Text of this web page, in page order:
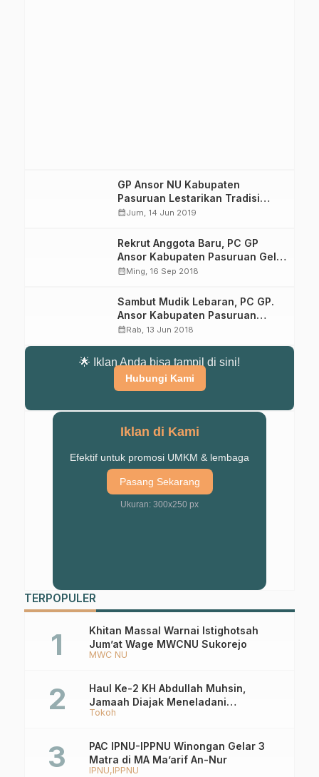
Gabung Channel WhatsApp NU
Pasuruan
Dapatkan info kegiatan, kajian, dan berita terbaru langsung dari
sumber resmi NU Pasuruan.
Join Sekarang
GP Ansor NU Kabupaten
Pasuruan Lestarikan Tradisi
Sowan Kiai Saat Idul Fitri
calendar_monthJum, 14 Jun 2019
Rekrut Anggota Baru, PC GP
Ansor Kabupaten Pasuruan Gelar
DTD VI
calendar_monthMing, 16 Sep 2018
Sambut Mudik Lebaran, PC GP.
Ansor Kabupaten Pasuruan
Siapkan 8 Pos Pantau
calendar_monthRab, 13 Jun 2018
🌟 Iklan Anda bisa tampil di sini!
Hubungi Kami
Iklan di Kami
Efektif untuk promosi UMKM & lembaga
Pasang Sekarang
Ukuran: 300x250 px
TERPOPULER
MWC NU
Khitan Massal Warnai Istighotsah
Jum’at Wage MWCNU Sukorejo
Tokoh
Haul Ke-2 KH Abdullah Muhsin,
Jamaah Diajak Meneladani
Keistiqamahan
IPNU IPPNU
PAC IPNU-IPPNU Winongan Gelar 3
Matra di MA Ma’arif An-Nur